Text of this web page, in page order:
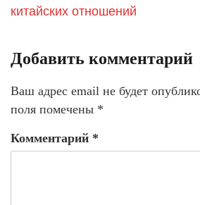
китайских отношений
Добавить комментарий
Ваш адрес email не будет
поля помечены *
Комментарий *